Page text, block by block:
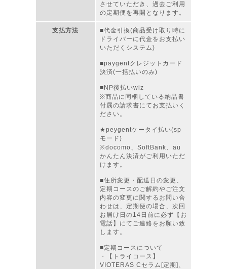
させていただき、過去ご利用
の定期便を再開となります。
支払方法
■代金引換(商品受け取り時に
ドライバーに代金をお支払い
いただくシステム)
■paygentクレジットカード
決済(一括払いのみ)
■NP後払いwiz
※商品に同梱している納品書
付属の請求書にてお支払いく
ださい。
★peygentケータイ払い(sp
モード)
※docomo、SoftBank、au
かんたん決済がご利用いただ
けます。
■住所変更・配送日の変更、
定期コースのご解約やご注文
内容の変更に関するお問い合
わせは、定期便の場合、次回
お届け日の14日前に必ず【お
電話】にてご連絡をお願い致
します。
■定期コースについて
・【トライコース】
VIOTERAS Cセラム[定期]、